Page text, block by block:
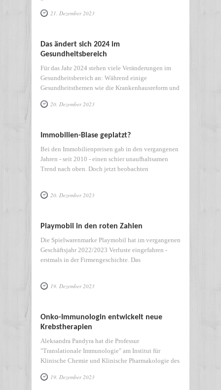
21. Dezember 2023
Das ändert sich 2024 im
Gesundheitsbereich
Für das Jahr 2024 stehen viele Veränderungen im
Gesundheitsbereich an: Während einige
Gesundheitsthemen wie die Krankenhausreform und
20. Dezember 2023
Immobilien-Blase geplatzt?
Bei den Immobilienpreisen gab in den vergangenen
Jahren - seit 2010 - einen schier unaufhaltsamen
Trend nach oben. Doch jetzt beobachten
20. Dezember 2023
Playmobil in den roten Zahlen
Die Spielwarenmarke Playmobil hat im vergangenen
Geschäftsjahr 2022/2023 Verluste eingefahren -
erstmals in der Firmengeschichte. Das
19. Dezember 2023
Onko-Immunologin entwickelt neue
Krebstherapien
Aleksandra Pandyra hat die Professur
"Translationale Immunologie" am Institut für
Klinische Chemie und Klinische Pharmakologie des
19. Dezember 2023